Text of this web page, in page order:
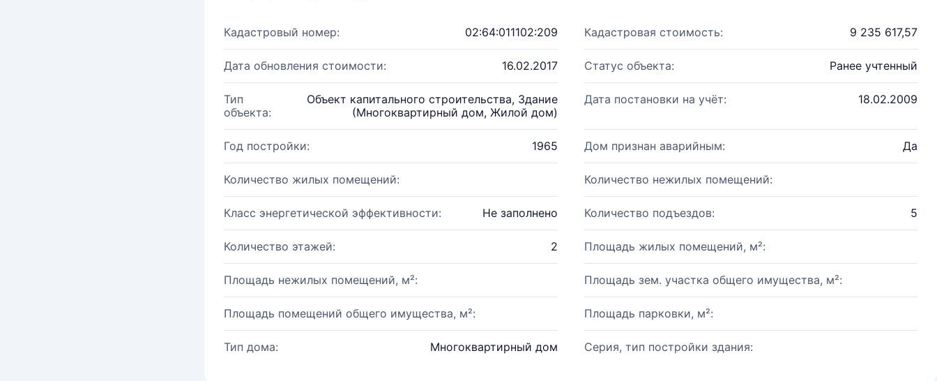
Кадастровый номер: 02:64:011102:209 Кадастровая стоимость: 9 235 617,57
Дата обновления стоимости: 16.02.2017 Статус объекта: Ранее учтенный
Тип
объекта:
Объект капитального строительства, Здание
(Многоквартирный дом, Жилой дом)
Дата постановки на учёт: 18.02.2009
Год постройки: 1965 Дом признан аварийным: Да
Количество жилых помещений: Количество нежилых помещений:
Класс энергетической эффективности: Не заполнено Количество подъездов: 5
Количество этажей: 2 Площадь жилых помещений, м²:
Площадь нежилых помещений, м²: Площадь зем. участка общего имущества, м²:
Площадь помещений общего имущества, м²: Площадь парковки, м²:
Тип дома: Многоквартирный дом Серия, тип постройки здания: